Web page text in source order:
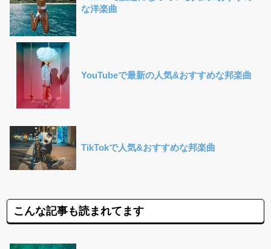
な洋楽曲
YouTubeで最新の人気&おすすめな邦楽曲
TikTokで人気&おすすめな邦楽曲
こんな記事も読まれてます